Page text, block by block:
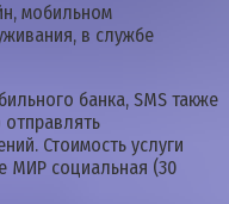
мобильном
в службе
банка, SMS также
Стоимость услуги
МИР социальная (30